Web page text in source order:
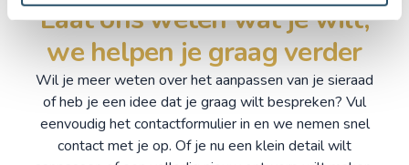
Laat ons weten wat je wilt,
we helpen je graag verder
Wil je meer weten over het aanpassen van je sieraad
of heb je een idee dat je graag wilt bespreken? Vul
eenvoudig het contactformulier in en we nemen snel
contact met je op. Of je nu een klein detail wilt